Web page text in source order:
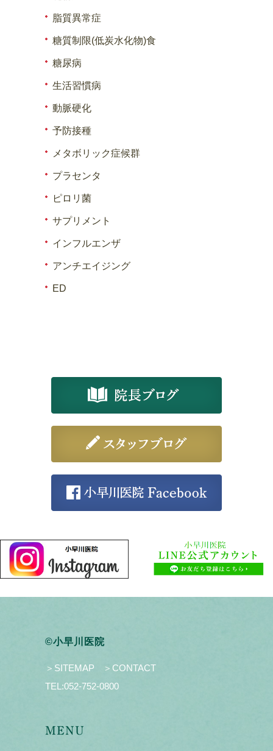
脂質異常症
糖質制限(低炭水化物)食
糖尿病
生活習慣病
動脈硬化
予防接種
メタボリック症候群
プラセンタ
ピロリ菌
サプリメント
インフルエンザ
アンチエイジング
ED
©小早川医院
＞SITEMAP
＞CONTACT
TEL:052-752-0800
MENU